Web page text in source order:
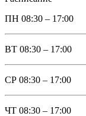
ПН 08:30 – 17:00
ВТ 08:30 – 17:00
СР 08:30 – 17:00
ЧТ 08:30 – 17:00